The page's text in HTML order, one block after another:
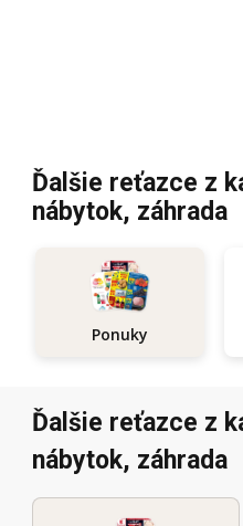
Ďalšie reťazce z
nábytok, záhrada
Ponuky
Ďalšie reťazce z
nábytok, záhrada